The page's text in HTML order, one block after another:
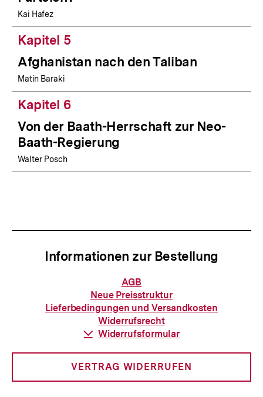
Kai Hafez
Kapitel 5
Afghanistan nach den Taliban
Matin Baraki
Kapitel 6
Von der Baath-Herrschaft zur Neo-
Baath-Regierung
Walter Posch
Informationen zur Bestellung
Informationen
zur
Bestellung
AGB
Neue Preisstruktur
Lieferbedingungen und Versandkosten
Widerrufsrecht
Download-
Widerrufsformular
VERTRAG WIDERRUFEN